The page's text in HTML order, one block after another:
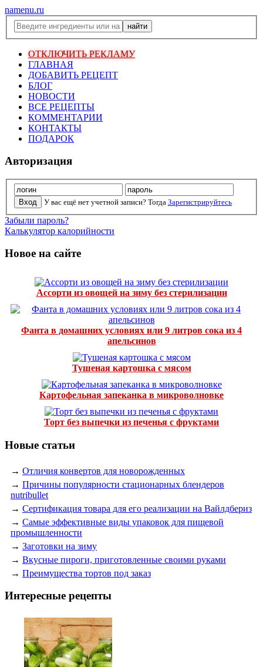
namenu.ru
ОТКЛЮЧИТЬ РЕКЛАМУ
ГЛАВНАЯ
ДОБАВИТЬ РЕЦЕПТ
БЛОГ
НОВОСТИ
ВСЕ РЕЦЕПТЫ
КОММЕНТАРИИ
КОНТАКТЫ
ПОДАРОК
Авторизация
У вас ещё нет учетной записи? Тогда Зарегистрируйтесь
Забыли пароль?
Калькулятор калорийности
Новое на сайте
Ассорти из овощей на зиму без стерилизации
Фанта в домашних условиях или 9 литров сока из 4
апельсинов
Тушеная картошка с мясом
Картофельная запеканка в микроволновке
Торт без выпечки из печенья с фруктами
Новые статьи
→ Отличия конвертов для новорожденных
→ Причины популярности стационарных блендеров
nutribullet
→ Сертификация товара для его реализации на Вайлдбериз
→ Самые эффективные виды упаковок для пищевой
промышленности
→ Заготовки на зиму
→ Вкусные пироги, приготовленные своими руками
→ Преимущества тортов под заказ
Интересные рецепты